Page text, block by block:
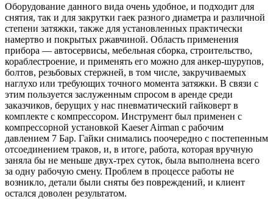
Оборудование данного вида очень удобное, и подходит для
снятия, так и для закрутки гаек разного диаметра и различной
степени затяжки, также для установленных практически
намертво и покрытых ржавчиной. Область применения
прибора — автосервисы, мебельная сборка, строительство,
кораблестроение, и применять его можно для анкер-шурупов,
болтов, резьбовых стержней, в том числе, закручиваемых
наглухо или требующих точного момента затяжки. В связи с
этим пользуется заслуженным спросом в аренде среди
заказчиков, берущих у нас пневматический гайковерт в
комплекте с компрессором. Инструмент был применен с
компрессорной установкой Kaeser Airman с рабочим
давлением 7 Бар. Гайки снимались поочередно с постепенным
отсоединением траков, и, в итоге, работа, которая вручную
заняла бы не меньше двух-трех суток, была выполнена всего
за одну рабочую смену. Проблем в процессе работы не
возникло, детали были сняты без повреждений, и клиент
остался доволен результатом.